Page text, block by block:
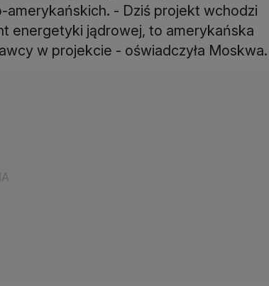
- Dziś projekt wchodzi
energetyki jądrowej, to amerykańska
w projekcie - oświadczyła Moskwa.